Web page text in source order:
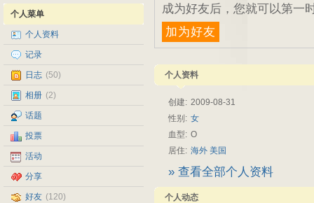
个人菜单
个人资料
记录
日志 (50)
相册 (2)
话题
投票
活动
分享
好友 (120)
成为好友后，您就可以第一
加为好友
个人资料
创建: 2009-08-31
性别: 女
血型: O
居住: 海外 美国
» 查看全部个人资料
个人动态